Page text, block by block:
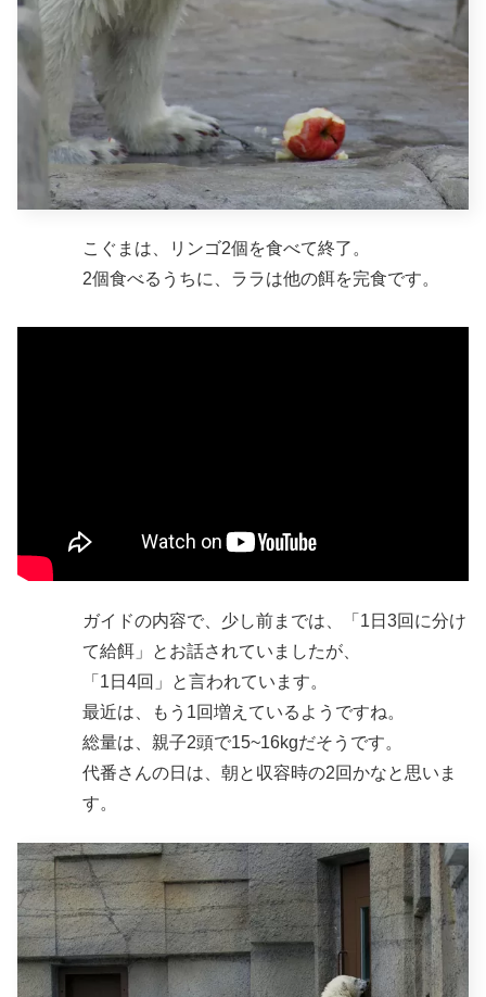
こぐまは、リンゴ2個を食べて終了。
2個食べるうちに、ララは他の餌を完食です。
ガイドの内容で、少し前までは、「1日3回に分け
て給餌」とお話されていましたが、
「1日4回」と言われています。
最近は、もう1回増えているようですね。
総量は、親子2頭で15~16kgだそうです。
代番さんの日は、朝と収容時の2回かなと思いま
す。